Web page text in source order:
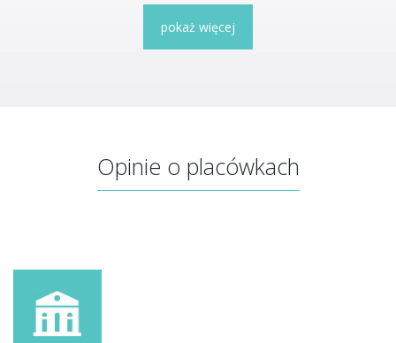
pokaż więcej
Opinie o placówkach